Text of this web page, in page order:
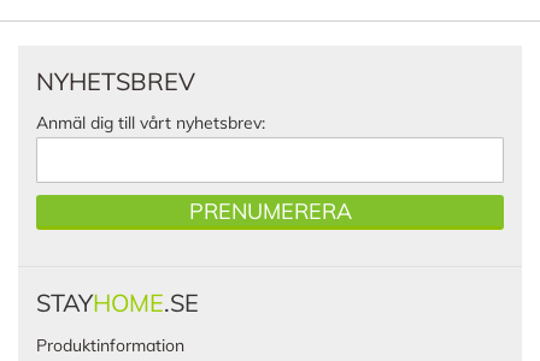
NYHETSBREV
Anmäl dig till vårt nyhetsbrev:
PRENUMERERA
STAYHOME.SE
Produktinformation